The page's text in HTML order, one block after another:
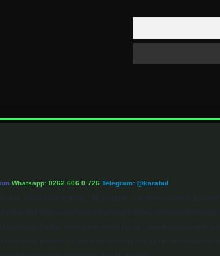
Whatsapp: 0262 606 0 726 Telegram: @karabul
hizmet vermektedir. Bu nedenle, sitedeki içerikleri proaktif